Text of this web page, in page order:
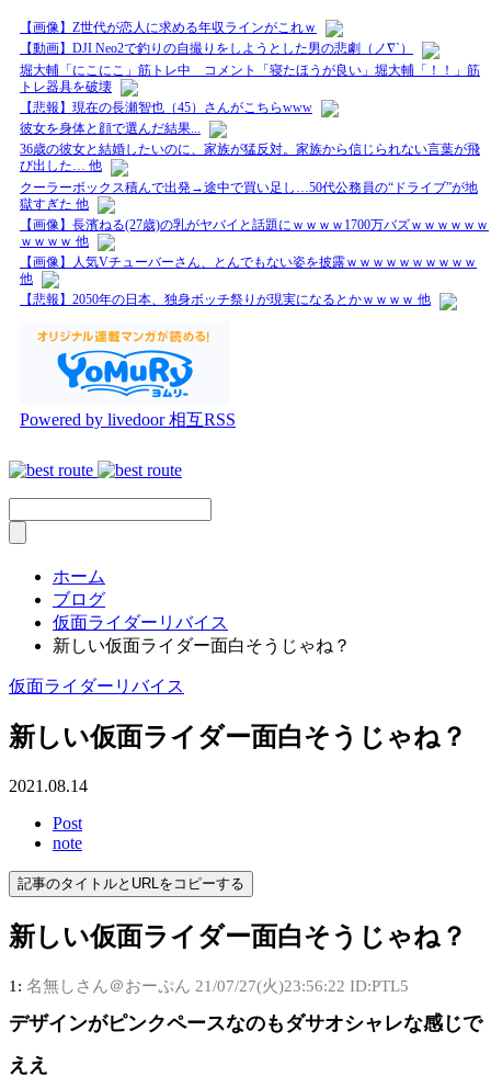
【画像】Z世代が恋人に求める年収ラインがこれｗ
【動画】DJI Neo2で釣りの自撮りをしようとした男の悲劇（ノ∇`）
堀大輔「にこにこ」筋トレ中 コメント「寝たほうが良い」堀大輔「！！」筋
トレ器具を破壊
【悲報】現在の長瀬智也（45）さんがこちらwww
彼女を身体と顔で選んだ結果...
36歳の彼女と結婚したいのに、家族が猛反対。家族から信じられない言葉が飛
び出した… 他
クーラーボックス積んで出発→途中で買い足し…50代公務員の“ドライブ”が地
獄すぎた 他
【画像】長濱ねる(27歳)の乳がヤバイと話題にｗｗｗｗ1700万バズｗｗｗｗｗｗ
ｗｗｗｗ 他
【画像】人気Vチューバーさん、とんでもない姿を披露ｗｗｗｗｗｗｗｗｗｗ
他
【悲報】2050年の日本、独身ボッチ祭りが現実になるとかｗｗｗｗ 他
Powered by livedoor 相互RSS
ホーム
ブログ
仮面ライダーリバイス
新しい仮面ライダー面白そうじゃね？
仮面ライダーリバイス
新しい仮面ライダー面白そうじゃね？
2021.08.14
Post
note
記事のタイトルとURLをコピーする
新しい仮面ライダー面白そうじゃね？
1: 名無しさん＠おーぷん 21/07/27(火)23:56:22 ID:PTL5
デザインがピンクペースなのもダサオシャレな感じで
ええ